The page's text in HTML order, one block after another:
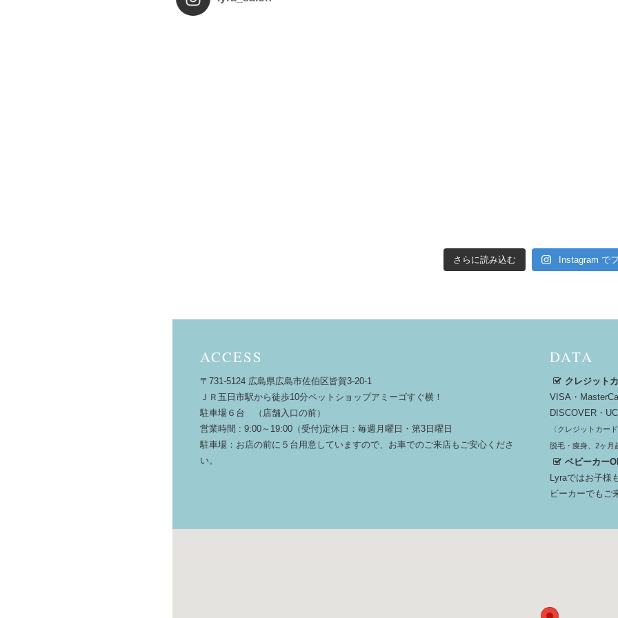
さらに読み込む Instagram で
ACCESS
〒731-5124 広島県広島市佐伯区皆賀3-20-1
ＪＲ五日市駅から徒歩10分ペットショップアミーゴすぐ横！
駐車場６台 （店舗入口の前）
営業時間 : 9:00～19:00（受付)定休日：毎週月曜日・第3日曜日
駐車場：お店の前に５台用意していますので、お車でのご来店もご安心くださ
い。
DATA
クレジット
VISA・
DISCOVER・
〈クレジットカー
脱毛・痩身、2ヶ月
ベビーカー
Lyraではお子
ビーカーでもご